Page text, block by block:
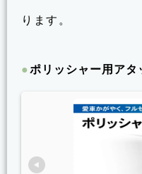
ります。
ポリッシャー用アタ